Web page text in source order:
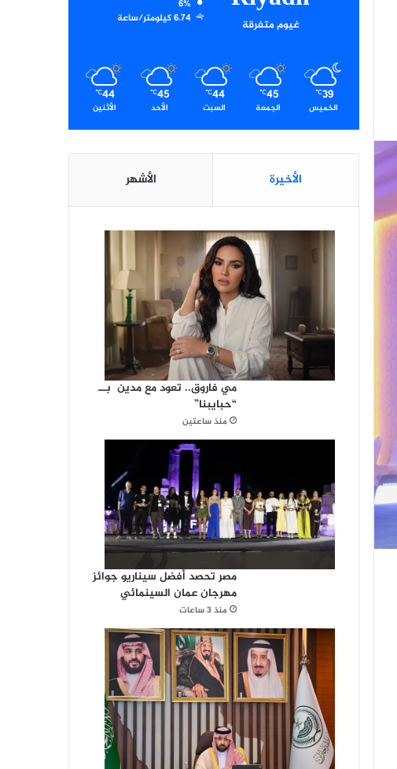
غيوم متفرقة
6%
6.74 كيلومتر/ساعة
39
℃
الخميس
45
℃
الجمعة
44
℃
السبت
45
℃
الأحد
44
℃
الأثنين
الأخيرة الأشهر
مي فاروق.. تعود مع مدين بــ
“حبايبنا”
منذ ساعتين
مصر تحصد أفضل سيناريو جوائز
مهرجان عمان السينمائي
منذ 3 ساعات